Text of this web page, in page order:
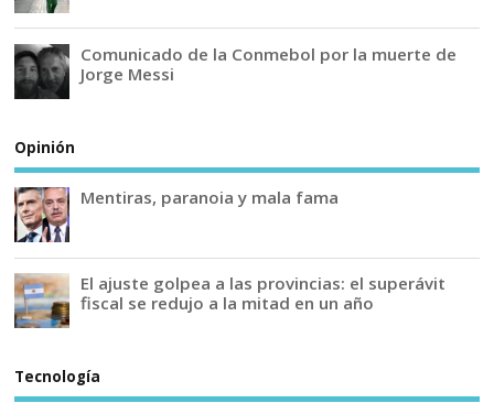
Comunicado de la Conmebol por la muerte de
Jorge Messi
Opinión
Mentiras, paranoia y mala fama
El ajuste golpea a las provincias: el superávit
fiscal se redujo a la mitad en un año
Tecnología